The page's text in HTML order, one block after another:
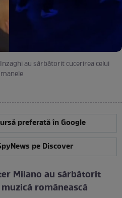
au sărbătorit cucerirea celui
preferată în Google
pe Discover
Milano au sărbătorit
românească